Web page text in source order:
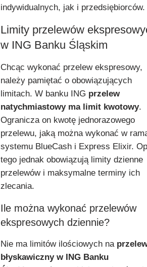
indywidualnych, jak i przedsiębiorców.
Limity przelewów
w ING Banku Śląskim
Chcąc wykonać przelew ekspresowy,
należy pamiętać o obowiązujących
limitach. W banku ING przelew
natychmiastowy ma limit kwotowy.
Ogranicza on kwotę jednorazowego
przelewu, jaką można wykonać w
systemu BlueCash i Express Elixir.
tego jednak obowiązują limity dzienne
przelewów i maksymalne terminy ich
zlecania.
Ile można wykonać przelewów
ekspresowych dziennie?
Nie ma limitów ilościowych na
błyskawiczny w ING Banku